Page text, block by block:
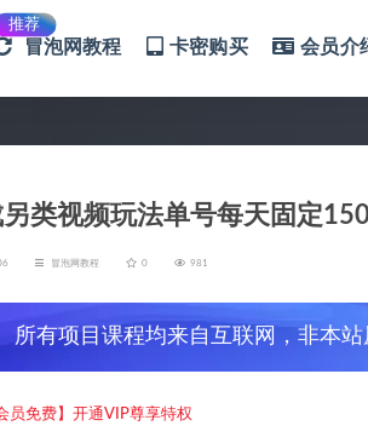
推荐
冒泡网教程 卡密购买 会员
类视频玩法单号每天固定
冒泡网教程 0 981
所有项目课程均来自互联网，非本
当受骗！
员免费】开通VIP尊享特权